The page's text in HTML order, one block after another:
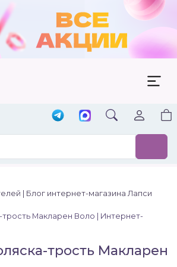
| Блог интернет-магазина Лапси
трость Макларен Воло | Интернет-
трость Макларен